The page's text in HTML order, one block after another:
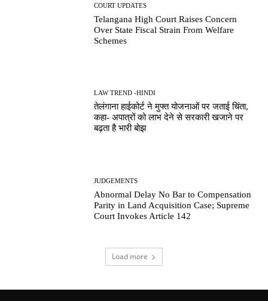
COURT UPDATES
Telangana High Court Raises Concern
Over State Fiscal Strain From Welfare
Schemes
LAW TREND -HINDI
तेलंगाना हाईकोर्ट ने मुफ्त योजनाओं पर जताई चिंता,
कहा- अपात्रों को लाभ देने से सरकारी खजाने पर
बढ़ता है भारी बोझ
JUDGEMENTS
Abnormal Delay No Bar to Compensation
Parity in Land Acquisition Case; Supreme
Court Invokes Article 142
Load more